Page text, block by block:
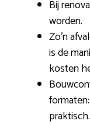
Bij
worden.
Zo’n
is de
kosten
praktisch.